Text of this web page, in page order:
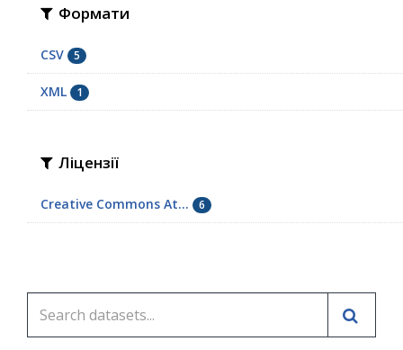
Формати
CSV 5
XML 1
Ліцензії
Creative Commons At... 6